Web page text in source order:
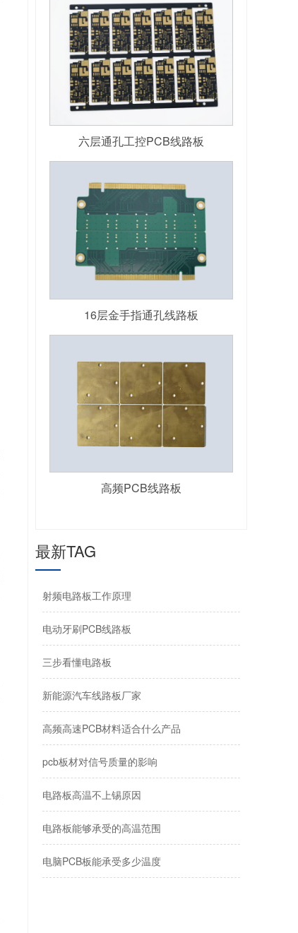
六层通孔工控PCB线路板
16层金手指通孔线路板
高频PCB线路板
最新TAG
射频电路板工作原理
电动牙刷PCB线路板
三步看懂电路板
新能源汽车线路板厂家
高频高速PCB材料适合什么产品
pcb板材对信号质量的影响
电路板高温不上锡原因
电路板能够承受的高温范围
电脑PCB板能承受多少温度